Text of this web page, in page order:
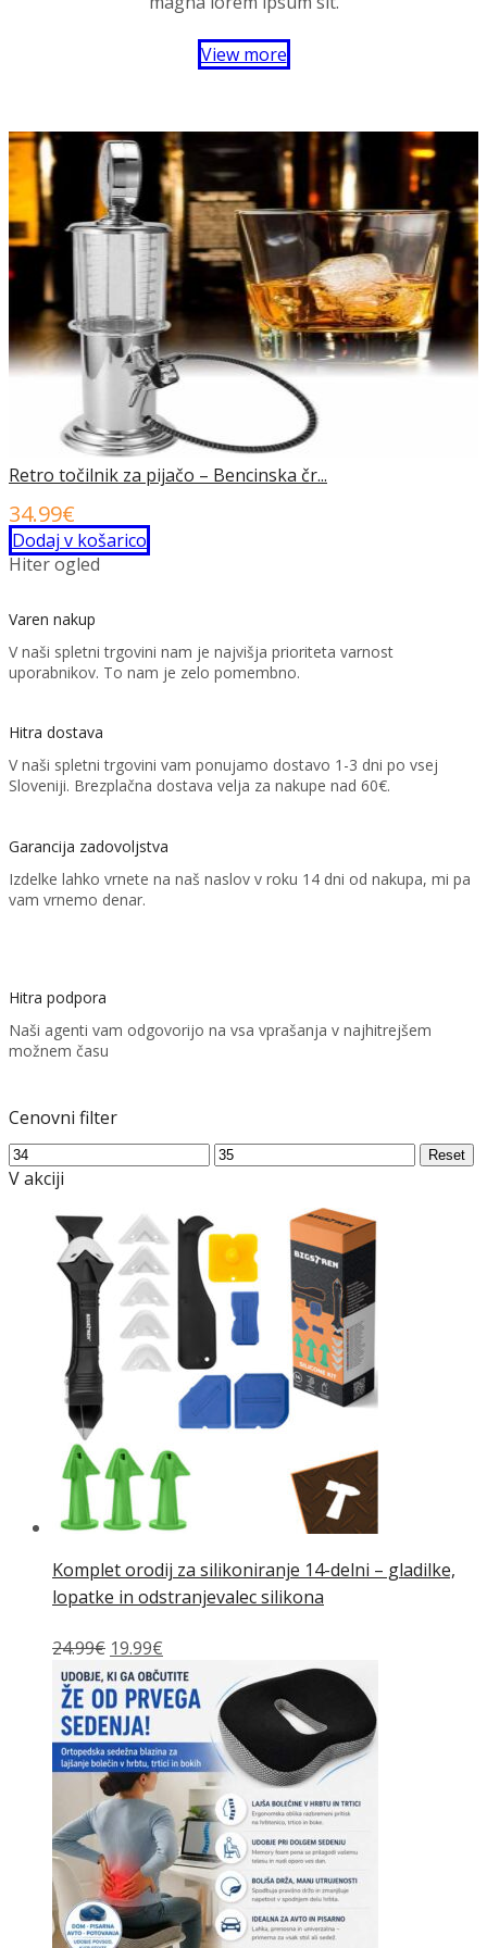
View more
Retro točilnik za pijačo – Bencinska čr...
34.99€
Dodaj v košarico
Hiter ogled
Varen nakup
V naši spletni trgovini nam je najvišja prioriteta varnost
uporabnikov. To nam je zelo pomembno.
Hitra dostava
V naši spletni trgovini vam ponujamo dostavo 1-3 dni po vsej
Sloveniji. Brezplačna dostava velja za nakupe nad 60€.
Garancija zadovoljstva
Izdelke lahko vrnete na naš naslov v roku 14 dni od nakupa, mi pa
vam vrnemo denar.
Hitra podpora
Naši agenti vam odgovorijo na vsa vprašanja v najhitrejšem
možnem času
Cenovni filter
Min
price
Max
price
Reset
V akciji
Komplet orodij za silikoniranje 14-delni – gladilke,
lopatke in odstranjevalec silikona
24.99€ Izvirna
cena
je
bila:
24.99€.
19.99€
cena
je:
19.99€.